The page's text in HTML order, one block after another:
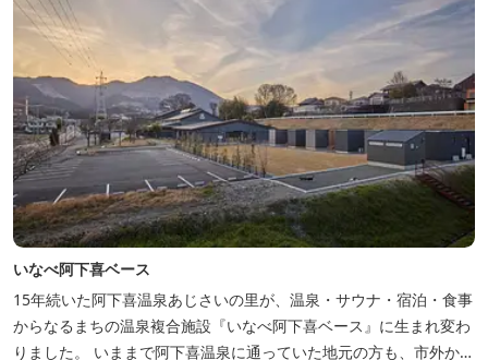
いなべ阿下喜ベース
15年続いた阿下喜温泉あじさいの里が、温泉・サウナ・宿泊・食事
からなるまちの温泉複合施設『いなべ阿下喜ベース』に生まれ変わ
りました。 いままで阿下喜温泉に通っていた地元の方も、市外から